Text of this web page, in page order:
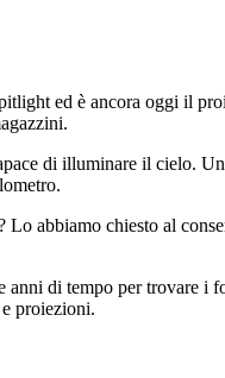
ed è ancora oggi il
di illuminare il cielo.
Lo abbiamo chiesto al
anni di tempo per
proiezioni.